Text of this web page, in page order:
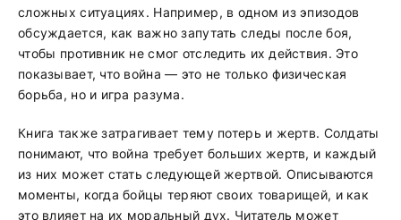
сложных ситуациях. Например, в одном из эпизодов
обсуждается, как важно запутать следы после боя,
чтобы противник не смог отследить их действия. Это
показывает, что война — это не только физическая
борьба, но и игра разума.
Книга также затрагивает тему потерь и жертв. Солдаты
понимают, что война требует больших жертв, и каждый
из них может стать следующей жертвой. Описываются
моменты, когда бойцы теряют своих товарищей, и как
это влияет на их моральный дух. Читатель может